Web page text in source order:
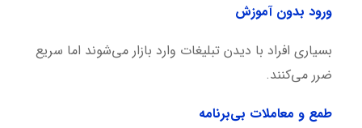
ورود بدون آموزش
بسیاری افراد با دیدن تبلیغات وارد بازار می‌شوند اما سریع
ضرر می‌کنند.
طمع و معاملات بی‌برنامه